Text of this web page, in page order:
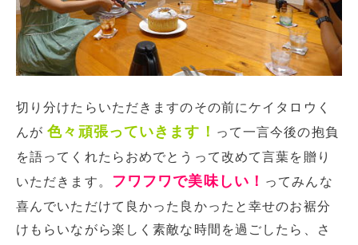
切り分けたらいただきますのその前にケイタロウく
んが色々頑張っていきます！ って一言今後の抱負
を語ってくれたらおめでとうって改めて言葉を贈り
いただきます。
フワフワで美味しい！ ってみんな
喜んでいただけて良かった良かったと幸せのお裾分
けもらいながら楽しく素敵な時間を過ごしたら、さ